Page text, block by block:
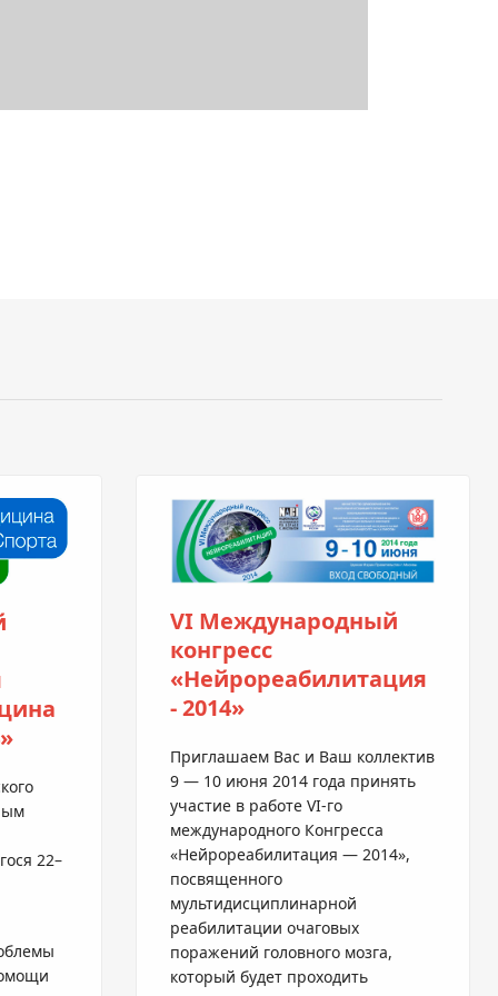
22–
VI Международный
конгресс
«Нейрореабилитация
- 2014»
Приглашаем Вас и Ваш коллектив
9 — 10 июня 2014 года принять
участие в работе VI-го
международного Конгресса
«Нейрореабилитация — 2014»,
посвященного
мультидисциплинарной
реабилитации очаговых
поражений головного мозга,
который будет проходить